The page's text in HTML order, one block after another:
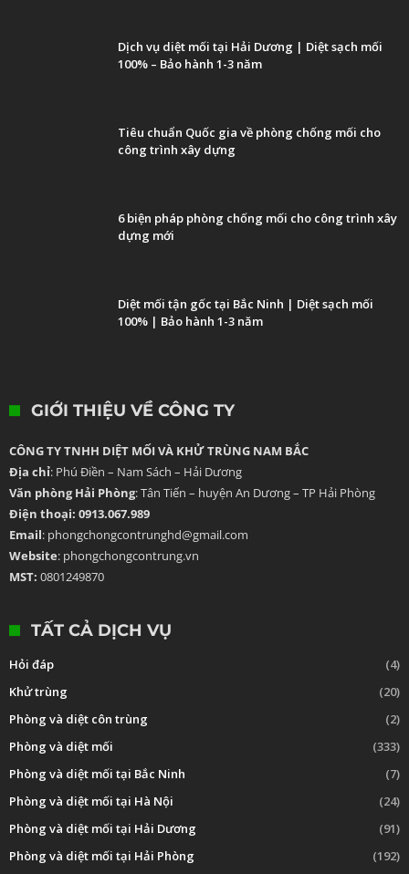
Dịch vụ diệt mối tại Hải Dương | Diệt sạch mối
100% – Bảo hành 1-3 năm
Tiêu chuẩn Quốc gia về phòng chống mối cho
công trình xây dựng
6 biện pháp phòng chống mối cho công trình xây
dựng mới
Diệt mối tận gốc tại Bắc Ninh | Diệt sạch mối
100% | Bảo hành 1-3 năm
GIỚI THIỆU VỀ CÔNG TY
CÔNG TY TNHH DIỆT MỐI VÀ KHỬ TRÙNG NAM BẮC
Địa chỉ: Phú Điền – Nam Sách – Hải Dương
Văn phòng Hải Phòng: Tân Tiến – huyện An Dương – TP Hải Phòng
Điện thoại: 0913.067.989
Email: phongchongcontrunghd@gmail.com
Website: phongchongcontrung.vn
MST: 0801249870
TẤT CẢ DỊCH VỤ
Hỏi đáp
(4)
Khử trùng
(20)
Phòng và diệt côn trùng
(2)
Phòng và diệt mối
(333)
Phòng và diệt mối tại Bắc Ninh
(7)
Phòng và diệt mối tại Hà Nội
(24)
Phòng và diệt mối tại Hải Dương
(91)
Phòng và diệt mối tại Hải Phòng
(192)